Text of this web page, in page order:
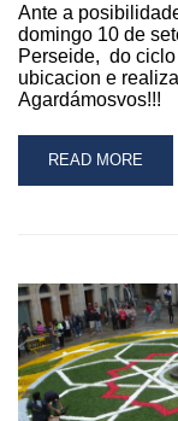
GUARDA
A
FAVOR
DE
SAN
VICENTE
Ante a
domingo 10 de
Perseide, do
ubicacion e
Agardámosvos!!!
READ
MORE
PERSEIDE
CELEBRASE
NO
CENTRO
CULTURAL
READ MORE